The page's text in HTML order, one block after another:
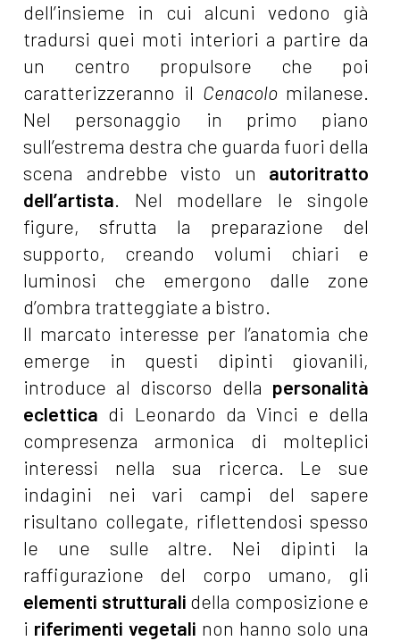
dell’insieme in cui alcuni vedono già
tradursi quei moti interiori a partire da
un centro propulsore che poi
caratterizzeranno il Cenacolomilanese.
Nel personaggio in primo piano
sull’estrema destra che guarda fuori della
scena andrebbe visto un autoritratto
dell’artista. Nel modellare le singole
figure, sfrutta la preparazione del
supporto, creando volumi chiari e
luminosi che emergono dalle zone
d’ombra tratteggiate a bistro.
Il marcato interesse per l’anatomia che
emerge in questi dipinti giovanili,
introduce al discorso della personalità
eclettica di Leonardo da Vinci e della
compresenza armonica di molteplici
interessi nella sua ricerca. Le sue
indagini nei vari campi del sapere
risultano collegate, riflettendosi spesso
le une sulle altre. Nei dipinti la
raffigurazione del corpo umano, gli
elementi strutturali della composizione e
i riferimenti vegetali non hanno solo una